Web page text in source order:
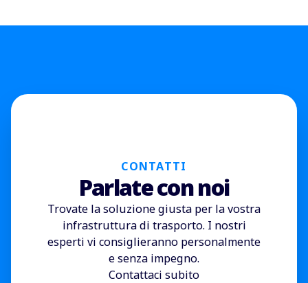
CONTATTI
Parlate con noi
Trovate la soluzione giusta per la vostra
infrastruttura di trasporto. I nostri
esperti vi consiglieranno personalmente
e senza impegno.
Contattaci subito